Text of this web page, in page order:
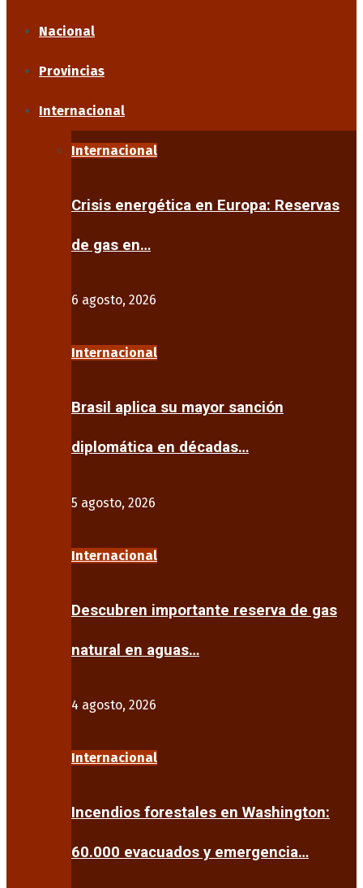
Nacional
Provincias
Internacional
Internacional
Crisis energética en Europa: Reservas
de gas en…
6 agosto, 2026
Internacional
Brasil aplica su mayor sanción
diplomática en décadas…
5 agosto, 2026
Internacional
Descubren importante reserva de gas
natural en aguas…
4 agosto, 2026
Internacional
Incendios forestales en Washington:
60.000 evacuados y emergencia…